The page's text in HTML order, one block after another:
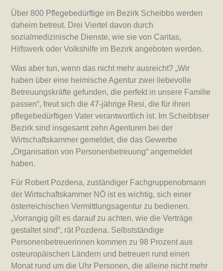
Über 800 Pflegebedürftige im Bezirk Scheibbs werden
daheim betreut. Drei Viertel davon durch
sozialmedizinische Dienste, wie sie von Caritas,
Hilfswerk oder Volkshilfe im Bezirk angeboten werden.
Was aber tun, wenn das nicht mehr ausreicht? „Wir
haben über eine heimische Agentur zwei liebevolle
Betreuungskräfte gefunden, die perfekt in unsere Familie
passen“, freut sich die 47-jährige Resi, die für ihren
pflegebedürftigen Vater verantwortlich ist. Im Scheibbser
Bezirk sind insgesamt zehn Agenturen bei der
Wirtschaftskammer gemeldet, die das Gewerbe
„Organisation von Personenbetreuung“ angemeldet
haben.
Für Robert Pozdena, zuständiger Fachgruppenobmann
der Wirtschaftskammer NÖ ist es wichtig, sich einer
österreichischen Vermittlungsagentur zu bedienen.
„Vorrangig gilt es darauf zu achten, wie die Verträge
gestaltet sind“, rät Pozdena. Selbstständige
Personenbetreuerinnen kommen zu 98 Prozent aus
osteuropäischen Ländern und betreuen rund einen
Monat rund um die Uhr Personen, die alleine nicht mehr